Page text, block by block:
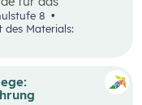
für den
Wirtschaft
lernen steht dabei
Schulstufe 7, Schulstufe 8